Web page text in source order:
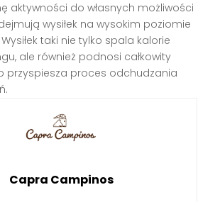
aktywności do własnych możliwości
wysiłek na wysokim poziomie
taki nie tylko spala kalorie
ale również podnosi całkowity
przyspiesza proces odchudzania
Capra Campinos